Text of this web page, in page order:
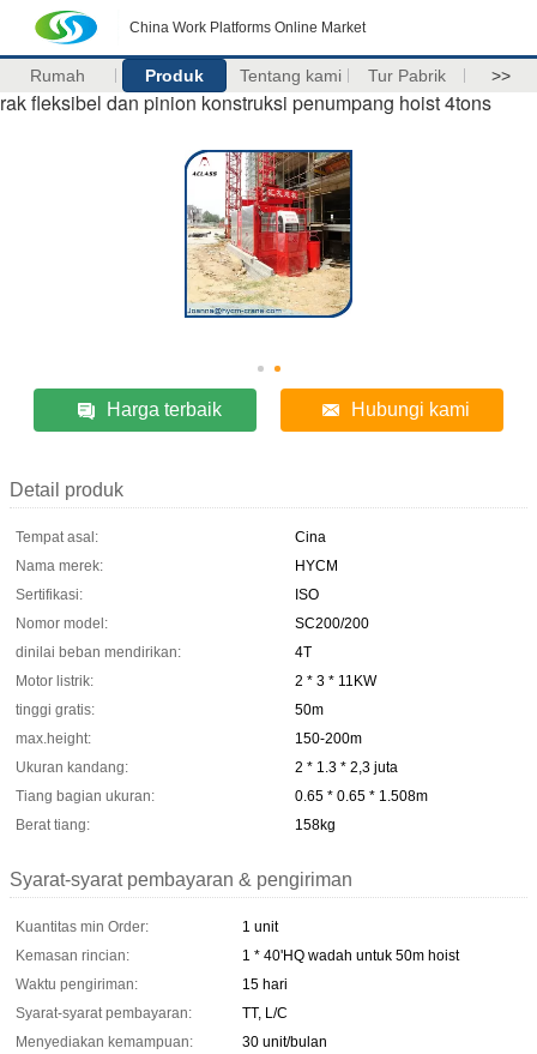
China Work Platforms Online Market
Rumah Produk Tentang kami Tur Pabrik >>
rak fleksibel dan pinion konstruksi penumpang hoist 4tons
Harga terbaik Hubungi kami
Detail produk
Tempat asal:
Cina
Nama merek:
HYCM
Sertifikasi:
ISO
Nomor model:
SC200/200
dinilai beban mendirikan:
4T
Motor listrik:
2 * 3 * 11KW
tinggi gratis:
50m
max.height:
150-200m
Ukuran kandang:
2 * 1.3 * 2,3 juta
Tiang bagian ukuran:
0.65 * 0.65 * 1.508m
Berat tiang:
158kg
Syarat-syarat pembayaran & pengiriman
Kuantitas min Order:
1 unit
Kemasan rincian:
1 * 40'HQ wadah untuk 50m hoist
Waktu pengiriman:
15 hari
Syarat-syarat pembayaran:
TT, L/C
Menyediakan kemampuan:
30 unit/bulan